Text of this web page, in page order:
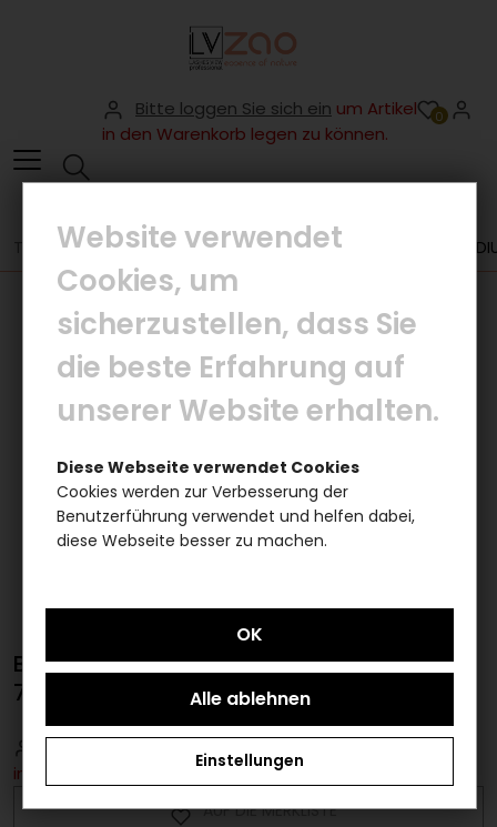
Bitte loggen Sie sich ein um Artikel
in den Warenkorb legen zu können.
0
TESTER BB CREAM SPF 20 , TESTER - TITLE: BB CREAM 761
BB CREAM SPF 20 , TESTER - Title: BB cream
761 Medium
Bitte loggen Sie sich ein
in den Warenkorb legen zu können.
AUF DIE MERKLISTE
Website verwendet
Cookies, um
sicherzustellen, dass Sie
die beste Erfahrung auf
unserer Website erhalten.
Diese Webseite verwendet Cookies
Cookies werden zur Verbesserung der
Benutzerführung verwendet und helfen dabei,
diese Webseite besser zu machen.
Einstellungen